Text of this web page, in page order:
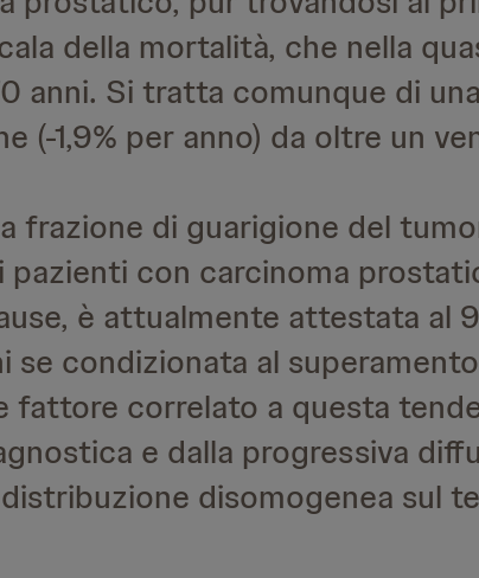
della mortalità, che nella
anni. Si tratta comunque di
(-1,9% per anno) da oltre un
frazione di guarigione del
pazienti con carcinoma
è attualmente attestata al
se condizionata al
fattore correlato a questa
e dalla progressiva
disomogenea sul